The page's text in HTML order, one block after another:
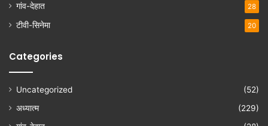
गांव-देहात 28
टीवी-सिनेमा 20
Categories
Uncategorized
(52)
अध्यात्म
(229)